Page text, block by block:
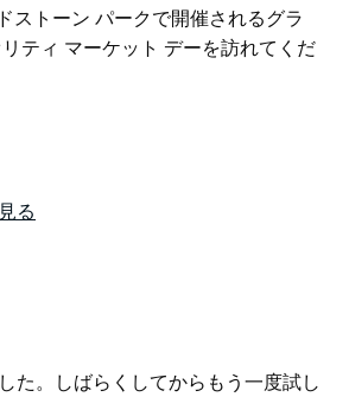
ストーン パークで開催されるグラ
ティ マーケット デーを訪れてくだ
るこの村には、地元のアートギャラ
の手による掘り出し物、地元と海外
物があります。
健康食品を提供する企業の集まりで
る
た。しばらくしてからもう一度試し